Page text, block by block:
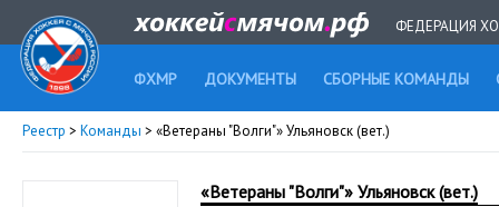
ФЕДЕРАЦИЯ
ФХМР ДОКУМЕНТЫ СБОРНЫЕ КОМАНДЫ
Реестр > Команды > «Ветераны "Волги"» Ульяновск (вет.)
«Ветераны "Волги"» Ульяновск (вет.)